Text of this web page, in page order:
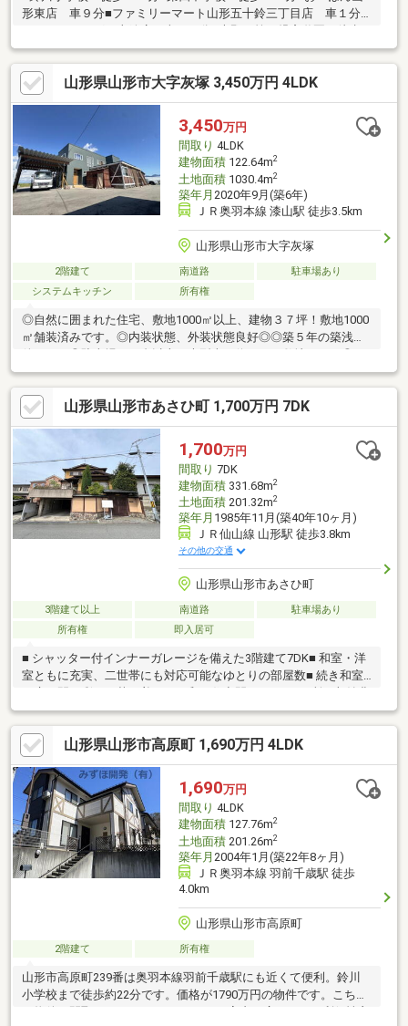
形東店 車９分■ファミリーマート山形五十鈴三丁目店 車１分■
１分
山形県山形市大字灰塚 3,450万円 4LDK
3,450万円
間取り 4LDK
建物面積122.64m2
土地面積1030.4m2
築年月 2020年9月(築6年)
ＪＲ奥羽本線 漆山駅 徒歩3.5km
山形県山形市大字灰塚
2階建て 南道路
駐車場あり
システムキッチン
所有権
◎自然に囲まれた住宅、敷地1000㎡以上、建物３７坪！敷地1000
㎡舗装済みです。◎内装状態、外装状態良好◎◎築５年の築浅物
ール電化住宅、対面キッチンでシンクの内側も人造大理石です♪◎
浴室１坪、浴室乾燥付き◎トイレ１階、２階付き◎２階からは田
園風景がのぞめます！嶋地区まで車で１０分の距離！◎隣接農地
付き1169㎡（現在庭、家庭菜園スペース）※農地法許可要、別売
居住中の為、内覧事前予約となっています！お問い合わせくださ
山形県山形市あさひ町 1,700万円 7DK
1,700万円
間取り 7DK
建物面積331.68m2
土地面積201.32m2
築年月 1985年11月(築40年10ヶ月)
ＪＲ仙山線 山形駅 徒歩3.8km
その他の交通
山形県山形市あさひ町
3階建て以上 南道路
駐車場あり
所有権
即入居可
■ シャッター付インナーガレージを備えた3階建て7DK■ 和室・洋
室ともに充実、二世帯にも対応可能なゆとりの部屋数■ 続き和室
富で、快適な生活動線を実現■ 南側道路に面し、日当たり良好な
明るい立地■ 土地約60坪の整形地で使い勝手の良い敷地形状■ 山
形第八小学校・山形第一中学校
山形県山形市高原町 1,690万円 4LDK
1,690万円
間取り 4LDK
建物面積127.76m2
土地面積201.26m2
築年月 2004年1月(築22年8ヶ月)
ＪＲ奥羽本線 羽前千歳駅 徒歩
4.0km
山形県山形市高原町
2階建て 所有権
山形市高原町239番は奥羽本線羽前千歳駅にも近くて便利。鈴川
小学校まで徒歩約22分です。価格が1790万円の物件です。こちら